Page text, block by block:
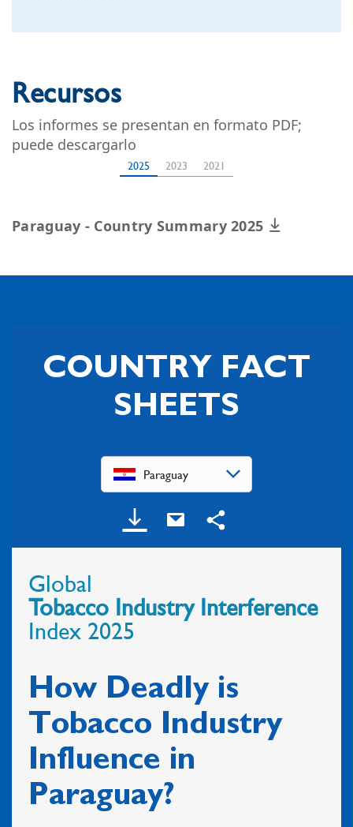
Recursos
Los informes se presentan en formato PDF;
puede descargarlo
2025 2023 2021
Paraguay - Country Summary 2025